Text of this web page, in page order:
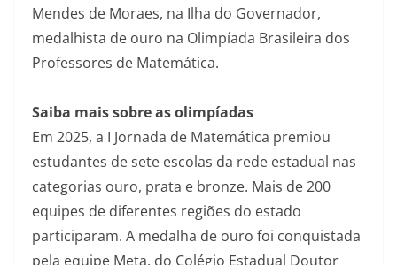
Mendes de Moraes, na Ilha do Governador,
medalhista de ouro na Olimpíada Brasileira dos
Professores de Matemática.
Saiba mais sobre as olimpíadas
Em 2025, a I Jornada de Matemática premiou
estudantes de sete escolas da rede estadual nas
categorias ouro, prata e bronze. Mais de 200
equipes de diferentes regiões do estado
participaram. A medalha de ouro foi conquistada
pela equipe Meta, do Colégio Estadual Doutor